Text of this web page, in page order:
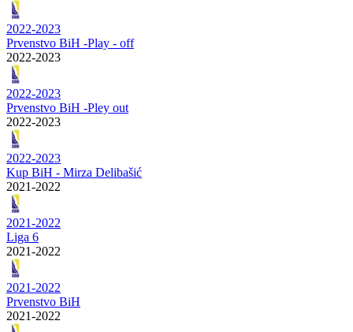
2022-2023
Prvenstvo BiH -Play - off
2022-2023
2022-2023
Prvenstvo BiH -Pley out
2022-2023
2022-2023
Kup BiH - Mirza Delibašić
2021-2022
2021-2022
Liga 6
2021-2022
2021-2022
Prvenstvo BiH
2021-2022